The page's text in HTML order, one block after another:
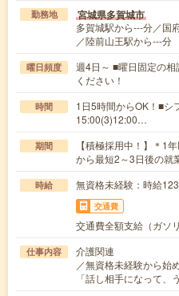
勤務地 宮城県多賀城市
多賀城駅から---分／国
／陸前山王駅から---分
曜日頻度
週4日～ ■曜日固定の
ください！
時間
1日5時間からOK！■シ
15:00(3)12:00…
期間
【積極採用中！】＊1
から最短2～3日後の就
時給 無資格未経験：時給
交通費
交通費全額支給（ガソ
仕事内容
介護関連
／無資格未経験から始
「話し相手になって